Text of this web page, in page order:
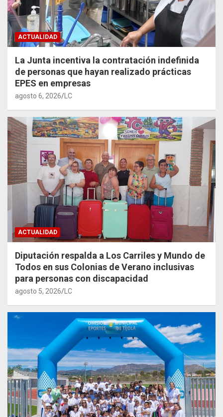
ACTUALIDAD
La Junta incentiva la contratación indefinida
de personas que hayan realizado prácticas
EPES en empresas
agosto 6, 2026 LC
ACTUALIDAD
Diputación respalda a Los Carriles y Mundo de
Todos en sus Colonias de Verano inclusivas
para personas con discapacidad
agosto 5, 2026 LC